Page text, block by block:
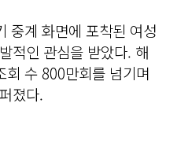
중계 화면에 포착된 여성
적인 관심을 받았다. 해
회 수 800만회를 넘기며
졌다.